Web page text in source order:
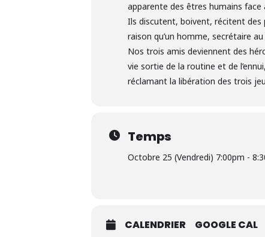
apparente des êtres humains
Ils discutent, boivent, récitent des
raison qu’un homme, secrétaire
Nos trois amis deviennent des
vie sortie de la routine et de
réclamant la libération des trois
Temps
Octobre 25 (Vendredi) 7:00pm -
CALENDRIER GOOGLE CAL